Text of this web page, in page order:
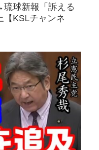
球新報「訴える
【KSLチャンネ